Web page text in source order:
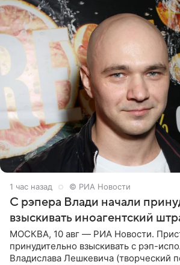
1 час назад © РИА Новости
С рэпера Влади начали
взыскивать иноагентский
МОСКВА, 10 авг — РИА Новости.
принудительно взыскивать с рэп-
Владислава Лешкевича (творческий